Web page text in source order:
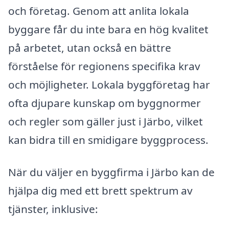
och företag. Genom att anlita lokala
byggare får du inte bara en hög kvalitet
på arbetet, utan också en bättre
förståelse för regionens specifika krav
och möjligheter. Lokala byggföretag har
ofta djupare kunskap om byggnormer
och regler som gäller just i Järbo, vilket
kan bidra till en smidigare byggprocess.
När du väljer en byggfirma i Järbo kan de
hjälpa dig med ett brett spektrum av
tjänster, inklusive: